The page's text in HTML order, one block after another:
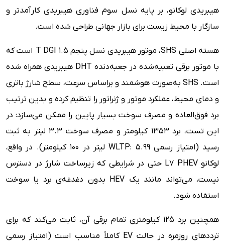
هیبریدی لوکانو، بر پایه نسل سوم فناوری هیبریدی کارآمدتر و
سازگار با محیط زیست برای بازار جهانی طراحی شده است.
هسته اصلی SHS، موتور هیبریدی نسل پنجم 1.5 T DGI است که
با موتور برقی تعبیه‌شده در جعبه‌دنده DHT هیبریدی همراه شده
است. SHS به‌صورت هوشمند و براساس سرعت، سطح شارژ باتری
و دمای محیط، عملکرد موتور و ژنراتور را تنظیم کرده و بدین ترتیب
برد فوق‌العاده و مصرف سوخت بسیار پایین را ممکن می‌سازد: در
این تست، برد ۱۳۵۳ کیلومتر و مصرف سوخت ۳.۳ لیتر به ثبت
رسید (امتیاز رسمی WLTP: 5.99 لیتر در 100 کیلومتر). در واقع،
لوکانو L7 PHEV حتی در شرایطی که زیرساخت شارژ در دسترس
نیست، می‌تواند مانند یک HEV بدون دغدغه‌ی برد یا سوخت
استفاده شود.
همچنین برد ۱۲۵ کیلومتری تمام‌ برقی آن، ثابت می‌کند که برای
ترددهای روزمره در حالت EV کاملاً مناسب است (امتیاز رسمی